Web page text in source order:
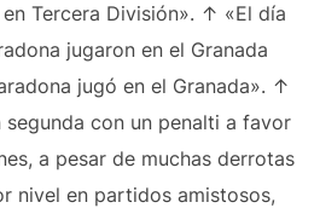
Tercera División». ↑ «El día
jugaron en el Granada
jugó en el Granada». ↑
segunda con un penalti a favor
a pesar de muchas derrotas
nivel en partidos amistosos,